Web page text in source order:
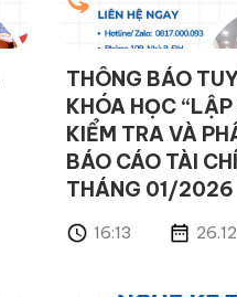
THÔNG BÁO
KHÓA HỌC
KIỂM TRA VÀ
BÁO CÁO TÀI
THÁNG 01/2026
16:13